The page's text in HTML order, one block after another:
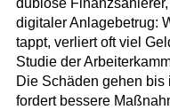
dubiose
digitaler Anlagebetrug:
tappt, verliert oft viel
Studie der
Die Schäden gehen
fordert bessere